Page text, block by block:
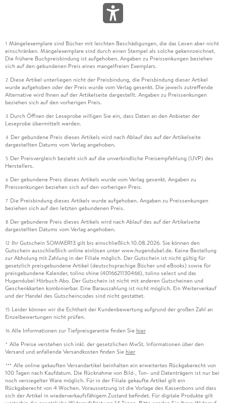
1 Mängelexemplare sind Bücher mit leichten Beschädigungen, die das Lesen aber nicht
einschränken. Mängelexemplare sind durch einen Stempel als solche gekennzeichnet.
Die frühere Buchpreisbindung ist aufgehoben. Angaben zu Preissenkungen beziehen
sich auf den gebundenen Preis eines mangelfreien Exemplars.
2 Diese Artikel unterliegen nicht der Preisbindung, die Preisbindung dieser Artikel
wurde aufgehoben oder der Preis wurde vom Verlag gesenkt. Die jeweils zutreffende
Alternative wird Ihnen auf der Artikelseite dargestellt. Angaben zu Preissenkungen
beziehen sich auf den vorherigen Preis.
3 Durch Öffnen der Leseprobe willigen Sie ein, dass Daten an den Anbieter der
Leseprobe übermittelt werden.
4 Der gebundene Preis dieses Artikels wird nach Ablauf des auf der Artikelseite
dargestellten Datums vom Verlag angehoben.
5 Der Preisvergleich bezieht sich auf die unverbindliche Preisempfehlung (UVP) des
Herstellers.
6 Der gebundene Preis dieses Artikels wurde vom Verlag gesenkt. Angaben zu
Preissenkungen beziehen sich auf den vorherigen Preis.
7 Die Preisbindung dieses Artikels wurde aufgehoben. Angaben zu Preissenkungen
beziehen sich auf den letzten gebundenen Preis.
8 Der gebundene Preis dieses Artikels wird nach Ablauf des auf der Artikelseite
dargestellten Datums vom Verlag angehoben.
12 Ihr Gutschein SOMMER13 gilt bis einschließlich 10.08.2026. Sie können den
Gutschein ausschließlich online einlösen unter www.hugendubel.de. Keine Bestellung
zur Abholung mit Zahlung in der Filiale möglich. Der Gutschein ist nicht gültig für
gesetzlich preisgebundene Artikel (deutschsprachige Bücher und eBooks) sowie für
preisgebundene Kalender, tolino shine (4016621130466), tolino select und das
Hugendubel Hörbuch Abo. Der Gutschein ist nicht mit anderen Gutscheinen und
Geschenkkarten kombinierbar. Eine Barauszahlung ist nicht möglich. Ein Weiterverkauf
und der Handel des Gutscheincodes sind nicht gestattet.
15 Leider können wir die Echtheit der Kundenbewertung aufgrund der großen Zahl an
Einzelbewertungen nicht prüfen.
16 Alle Informationen zur Tiefpreisgarantie finden Sie hier
* Alle Preise verstehen sich inkl. der gesetzlichen MwSt. Informationen über den
Versand und anfallende Versandkosten finden Sie hier
*** Alle online gekauften Versandartikel beinhalten ein erweitertes Rückgaberecht von
100 Tagen nach Kaufdatum. Die Rücknahme von Bild-, Ton- und Datenträgern ist nur bei
noch versiegelter Ware möglich. Für in der Filiale gekaufte Artikel gilt ein
Rückgaberecht von 4 Wochen. Voraussetzung ist die Vorlage des Kassenbons und dass
sich der Artikel in wiederverkaufsfähigem Zustand befindet. Für digitale Produkte gilt